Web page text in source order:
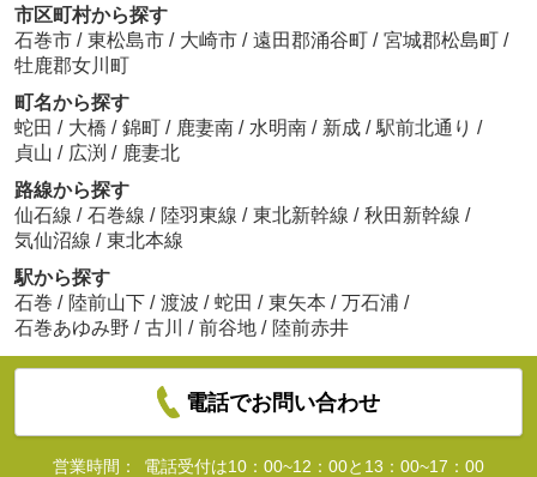
市区町村から探す
石巻市 / 東松島市 / 大崎市 / 遠田郡涌谷町 / 宮城郡松島町 /
牡鹿郡女川町
町名から探す
蛇田 / 大橋 / 錦町 / 鹿妻南 / 水明南 / 新成 / 駅前北通り /
貞山 / 広渕 / 鹿妻北
路線から探す
仙石線 / 石巻線 / 陸羽東線 / 東北新幹線 / 秋田新幹線 /
気仙沼線 / 東北本線
駅から探す
石巻 / 陸前山下 / 渡波 / 蛇田 / 東矢本 / 万石浦 /
石巻あゆみ野 / 古川 / 前谷地 / 陸前赤井
電話でお問い合わせ
営業時間：
電話受付は10：00~12：00と13：00~17：00